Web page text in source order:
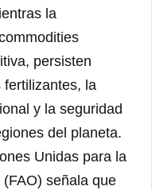
la
persisten
fertilizantes, la
y la seguridad
del planeta.
Unidas para la
señala que